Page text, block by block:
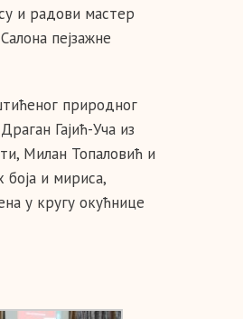
и радови мастер
пејзажне
природног
Гајић-Уча из
Милан Топаловић и
боја и мириса,
у кругу окућнице